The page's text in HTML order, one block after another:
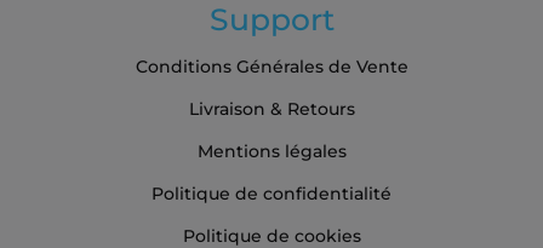
Support
Conditions Générales de Vente
Livraison & Retours
Mentions légales
Politique de confidentialité
Politique de cookies